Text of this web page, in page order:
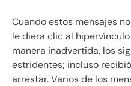
Cuando estos mensajes
le diera clic al
manera inadvertida, los
estridentes; incluso
arrestar. Varios de los